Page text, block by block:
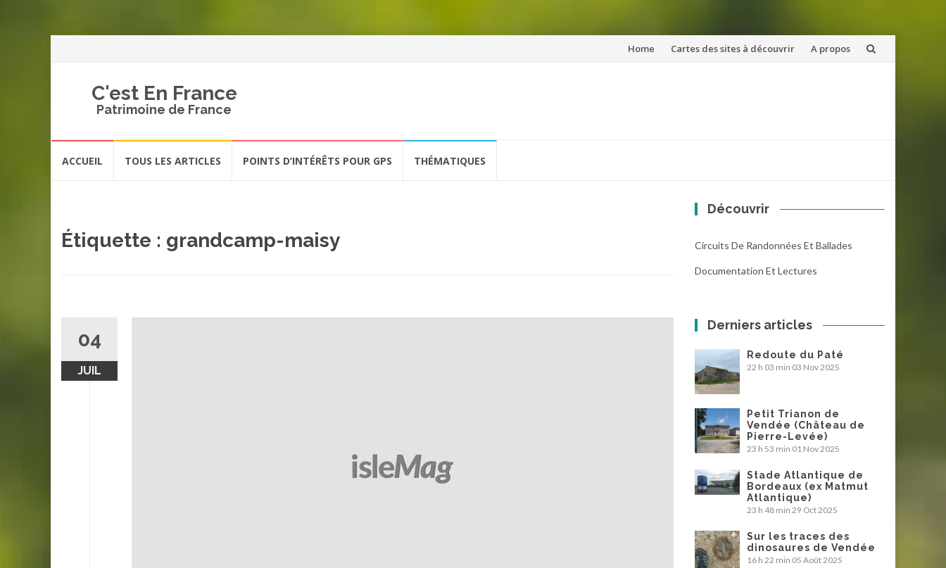
Aller
Home Cartes des sites à découvrir A propos
C'est En France
Patrimoine de France
ACCUEIL TOUS LES ARTICLES POINTS D’INTÉRÊTS POUR GPS THÉMATIQUES
Étiquette : grandcamp-maisy
04
JUIL
Découvrir
Circuits De Randonnées Et Ballades
Documentation Et Lectures
Derniers articles
Redoute du Paté
22 h 03 min 03 Nov 2025
Petit Trianon de
Vendée (Château de
Pierre-Levée)
23 h 53 min 01 Nov 2025
Stade Atlantique de
Bordeaux (ex Matmut
Atlantique)
23 h 48 min 29 Oct 2025
Sur les traces des
dinosaures de Vendée
16 h 22 min 05 Août 2025